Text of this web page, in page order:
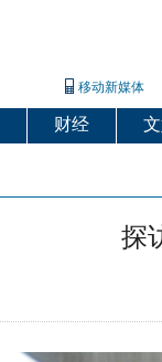
移动新媒体
财经
探